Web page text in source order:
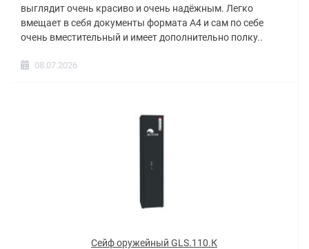
выглядит очень красиво и очень надёжным. Легко
вмещает в себя документы формата А4 и сам по себе
очень вместительный и имеет дополнительно полку..
08.07.2026
Сейф оружейный GLS.110.К